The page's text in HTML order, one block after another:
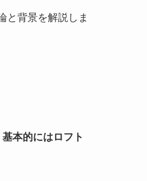
と背景を解説しま
本的にはロフト